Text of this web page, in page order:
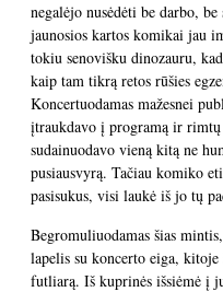
negalėjo nusėdėti be darbo,
jaunosios kartos komikai jau
tokiu senovišku dinozauru,
kaip tam tikrą retos rūšies
Koncertuodamas mažesnei
įtraukdavo į programą ir
sudainuodavo vieną kitą ne
pusiausvyrą. Tačiau komiko
pasisukus, visi laukė iš jo tų
Begromuliuodamas šias
lapelis su koncerto eiga,
futliarą. Iš kuprinės išsiėmė į